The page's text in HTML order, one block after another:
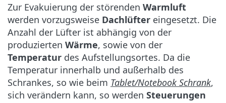
Zur Evakuierung der störenden Warmluft
werden vorzugsweise Dachlüfter eingesetzt. Die
Anzahl der Lüfter ist abhängig von der
produzierten Wärme, sowie von der
Temperatur des Aufstellungsortes. Da die
Temperatur innerhalb und außerhalb des
Schrankes, so wie beim Tablet/Notebook Schrank,
sich verändern kann, so werden Steuerungen